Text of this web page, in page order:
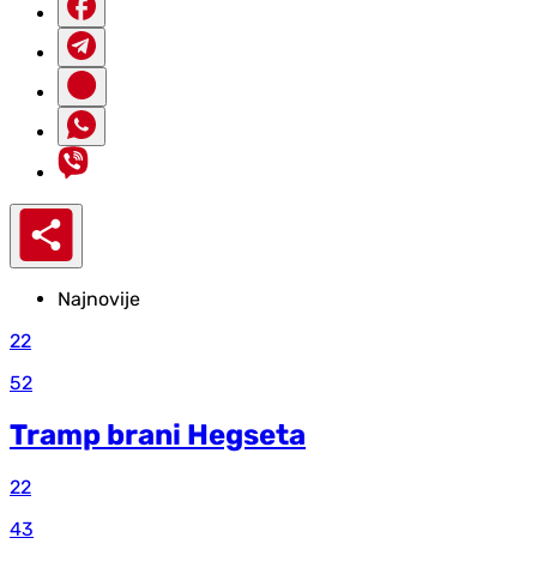
Najnovije
22
52
Tramp brani Hegseta
22
43